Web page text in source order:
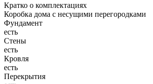
Кратко о комплектациях
Коробка дома с несущими перегородками
Фундамент
есть
Стены
есть
Кровля
есть
Перекрытия